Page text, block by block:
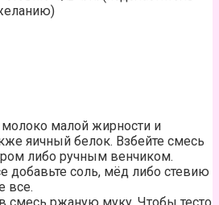
малой жирности и
яичный белок. Взбейте смесь
либо ручным венчиком.
добавьте соль, мёд либо стевию
все.